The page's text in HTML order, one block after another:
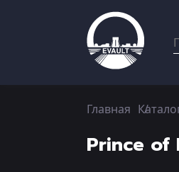
Главная
Prince of